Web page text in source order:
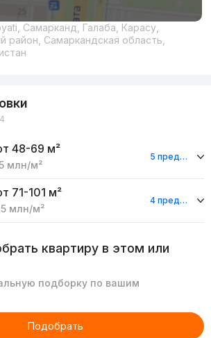
Самарканд, Галаба, Карасу,
район, Самаркандская область,
48-69 м²
млн/м²
5 предложений
71-101 м²
млн/м²
4 предложения
квартиру в этом или
подборку по вашим
Подобрать